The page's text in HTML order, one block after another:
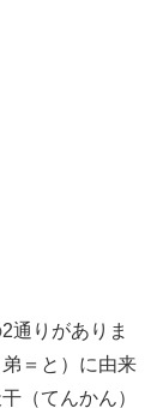
通りがありま
＝と）に由来
（てんかん）